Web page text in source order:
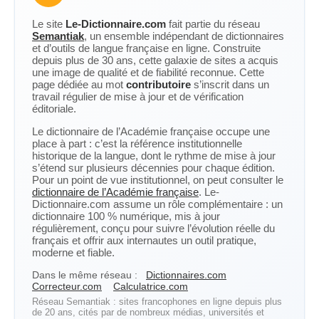
Le site Le-Dictionnaire.com fait partie du réseau
Semantiak, un ensemble indépendant de dictionnaires
et d’outils de langue française en ligne. Construite
depuis plus de 30 ans, cette galaxie de sites a acquis
une image de qualité et de fiabilité reconnue. Cette
page dédiée au mot contributoire s’inscrit dans un
travail régulier de mise à jour et de vérification
éditoriale.
Le dictionnaire de l’Académie française occupe une
place à part : c’est la référence institutionnelle
historique de la langue, dont le rythme de mise à jour
s’étend sur plusieurs décennies pour chaque édition.
Pour un point de vue institutionnel, on peut consulter le
dictionnaire de l’Académie française. Le-
Dictionnaire.com assume un rôle complémentaire : un
dictionnaire 100 % numérique, mis à jour
régulièrement, conçu pour suivre l’évolution réelle du
français et offrir aux internautes un outil pratique,
moderne et fiable.
Dans le même réseau :
Dictionnaires.com
Correcteur.com
Calculatrice.com
Réseau Semantiak : sites francophones en ligne depuis plus
de 20 ans, cités par de nombreux médias, universités et